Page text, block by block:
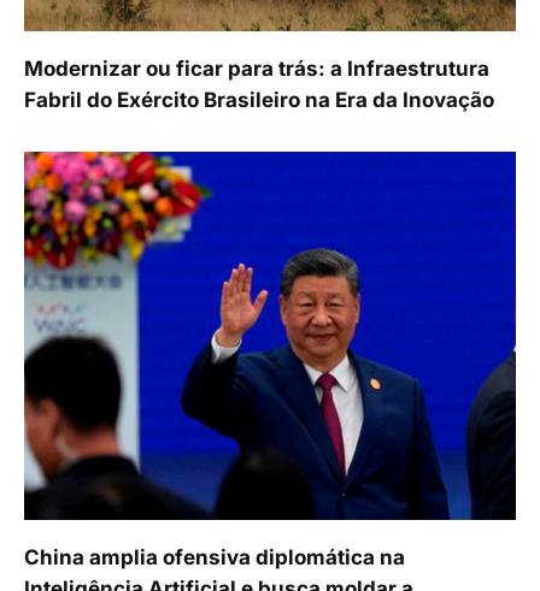
Modernizar ou ficar para trás: a Infraestrutura
Fabril do Exército Brasileiro na Era da Inovação
China amplia ofensiva diplomática na